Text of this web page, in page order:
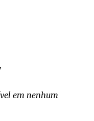
em nenhum